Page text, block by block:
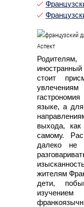
стоит
языке, а для
выхода, как
самому.
далеко не
жителям
дети,